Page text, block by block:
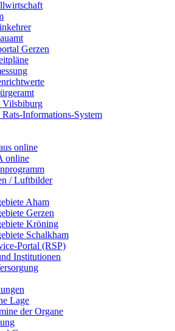
Gerzen
Vilsbiburg
Rats-Informations-System
online
online
/ Luftbilder
Aham
Gerzen
Kröning
Schalkham
Portal (RSP)
Institutionen
Lage
der Organe